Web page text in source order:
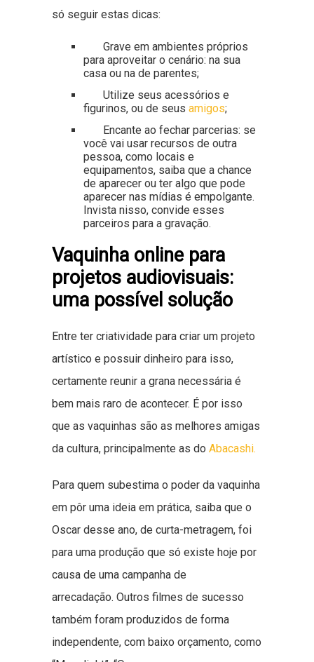
só seguir estas dicas:
Grave em ambientes próprios
para aproveitar o cenário: na sua
casa ou na de parentes;
Utilize seus acessórios e
figurinos, ou de seus amigos;
Encante ao fechar parcerias: se
você vai usar recursos de outra
pessoa, como locais e
equipamentos, saiba que a chance
de aparecer ou ter algo que pode
aparecer nas mídias é empolgante.
Invista nisso, convide esses
parceiros para a gravação.
Vaquinha online para
projetos audiovisuais:
uma possível solução
Entre ter criatividade para criar um projeto
artístico e possuir dinheiro para isso,
certamente reunir a grana necessária é
bem mais raro de acontecer. É por isso
que as vaquinhas são as melhores amigas
da cultura, principalmente as do Abacashi.
Para quem subestima o poder da vaquinha
em pôr uma ideia em prática, saiba que o
Oscar desse ano, de curta-metragem, foi
para uma produção que só existe hoje por
causa de uma campanha de
arrecadação. Outros filmes de sucesso
também foram produzidos de forma
independente, com baixo orçamento, como